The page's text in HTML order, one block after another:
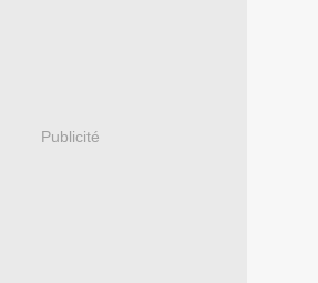
Publicité